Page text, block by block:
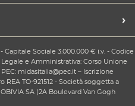
›
Capitale Sociale 3.000.000 € i.v. - Codice
Legale e Amministrativa: Corso Unione
midasitalia@pec.it – Iscrizione
TO-921512 - Società soggetta a
SA (2A Boulevard Van Gogh